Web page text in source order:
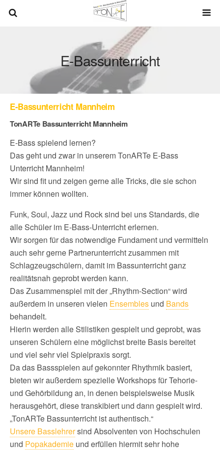
E-Bassunterricht
E-Bassunterricht Mannheim
TonARTe Bassunterricht Mannheim
E-Bass spielend lernen?
Das geht und zwar in unserem TonARTe E-Bass
Unterricht Mannheim!
Wir sind fit und zeigen gerne alle Tricks, die sie schon
immer können wollten.
Funk, Soul, Jazz und Rock sind bei uns Standards, die
alle Schüler im E-Bass-Unterricht erlernen.
Wir sorgen für das notwendige Fundament und vermitteln
auch sehr gerne Partnerunterricht zusammen mit
Schlagzeugschülern, damit im Bassunterricht ganz
realitätsnah geprobt werden kann.
Das Zusammenspiel mit der „Rhythm-Section“ wird
außerdem in unseren vielen Ensembles und Bands
behandelt.
Hierin werden alle Stilistiken gespielt und geprobt, was
unseren Schülern eine möglichst breite Basis bereitet
und viel sehr viel Spielpraxis sorgt.
Da das Bassspielen auf gekonnter Rhythmik basiert,
bieten wir außerdem spezielle Workshops für Tehorie-
und Gehörbildung an, in denen beispielsweise Musik
herausgehört, diese transkibiert und dann gespielt wird.
„TonARTe Bassunterricht ist authentisch.“
Unsere Basslehrersind Absolventen von Hochschulen
und Popakademie und erfüllen hiermit sehr hohe